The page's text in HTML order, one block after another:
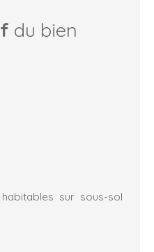
du bien
sur sous-sol